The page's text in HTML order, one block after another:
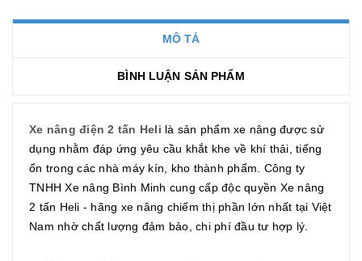
MÔ TẢ
BÌNH LUẬN SẢN PHẨM
Xe nâng điện 2 tấn Heli là sản phẩm xe nâng được sử
dụng nhằm đáp ứng yêu cầu khắt khe về khí thải, tiếng
ổn trong các nhà máy kín, kho thành phẩm. Công ty
TNHH Xe nâng Bình Minh cung cấp độc quyền Xe nâng
2 tấn Heli - hãng xe nâng chiếm thị phần lớn nhất tại Việt
Nam nhờ chất lượng đảm bảo, chi phí đầu tư hợp lý.